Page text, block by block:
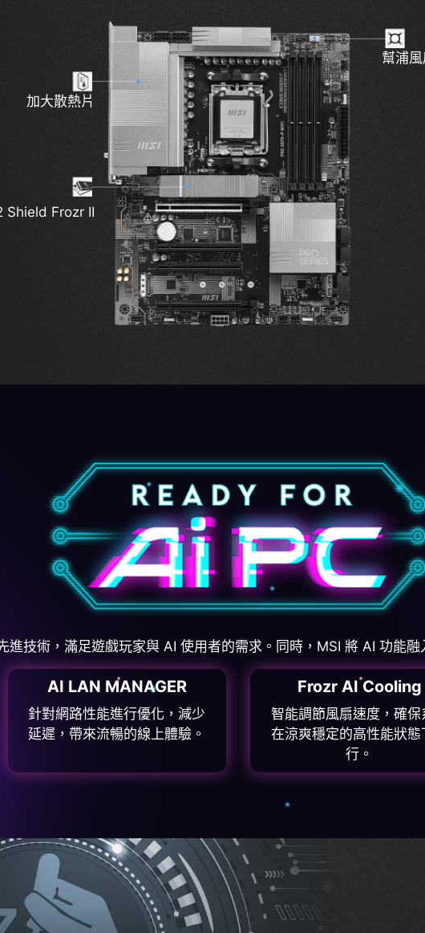
數位 PWM
PCIe 鋼鐵裝甲
2x 8
Type-C
最新 Wi-Fi 7
加大散熱片
Shield Frozr II
幫浦
進技術，滿足遊戲玩家與 AI 使用者的需求。同時，MSI 將 AI 功能
AI LAN MANAGER
針對網路性能進行優化，減少
延遲，帶來流暢的線上體驗。
Frozr AI Cooling
智能調節風扇速度，確保
在涼爽穩定的高性能狀態
行。